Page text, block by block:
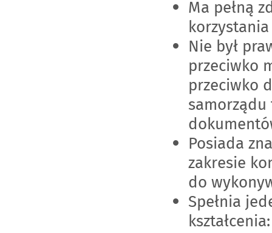
Ma pełną
Nie był
przeciwko
przeciwko
Posiada
zakresie
do
Spełnia
kształcenia: